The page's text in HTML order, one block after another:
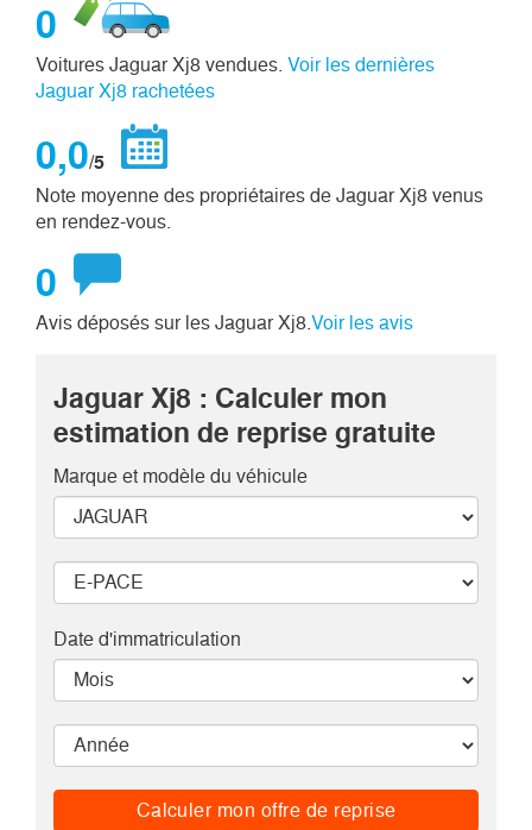
0
Voitures Jaguar Xj8 vendues. Voir les dernières
Jaguar Xj8 rachetées
0,0/5
Note moyenne des propriétaires de Jaguar Xj8 venus
en rendez-vous.
0
Avis déposés sur les Jaguar Xj8. Voir les avis
Jaguar Xj8 : Calculer mon
estimation de reprise gratuite
Marque et modèle du véhicule
Date d'immatriculation
Calculer mon offre de reprise